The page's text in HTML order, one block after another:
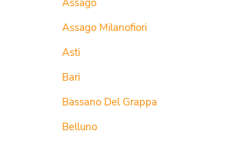
Assago
Assago Milanofiori
Asti
Bari
Bassano Del Grappa
Belluno